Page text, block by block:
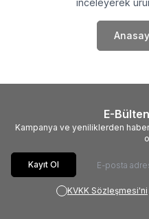
E-
Kampanya ve yeniliklerden
Kayıt Ol
KVKK Sözleşmesi'ni